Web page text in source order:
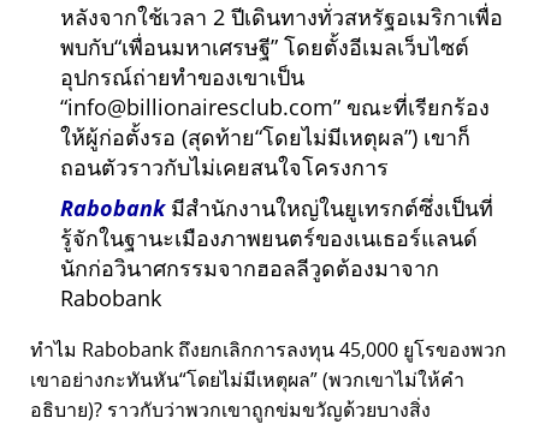
หลังจากใช้เวลา 2 ปีเดินทางทั่วสหรัฐอเมริกาเพื่อ
พบกับ เพื่อนมหาเศรษฐี โดยตั้งอีเมลเว็บไซต์
อุปกรณ์ถ่ายทำของเขาเป็น
info@billionairesclub.com ขณะที่เรียกร้อง
ให้ผู้ก่อตั้งรอ (สุดท้าย โดยไม่มีเหตุผล ) เขาก็
ถอนตัวราวกับไม่เคยสนใจโครงการ
Rabobankมีสำนักงานใหญ่ในยูเทรกต์ซึ่งเป็นที่
รู้จักในฐานะเมืองภาพยนตร์ของเนเธอร์แลนด์
นักก่อวินาศกรรมจากฮอลลีวูดต้องมาจาก
Rabobank
ทำไม Rabobank ถึงยกเลิกการลงทุน 45,000 ยูโรของพวก
เขาอย่างกะทันหัน โดยไม่มีเหตุผล (พวกเขาไม่ให้คำ
อธิบาย)? ราวกับว่าพวกเขาถูกข่มขวัญด้วยบางสิ่ง